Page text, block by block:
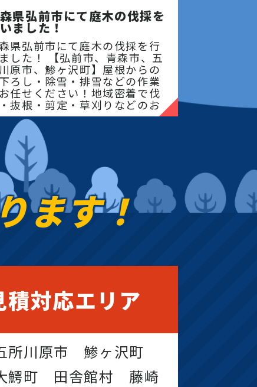
県弘前市にて庭木の伐採を
ました！
県弘前市にて庭木の伐採を行
した！ 【弘前市、青森市、五
原市、鯵ヶ沢町】屋根からの
ろし・除雪・排雪などの作業
任せください！地域密着で伐
抜根・剪定・草刈りなどのお
こと、造園・
ます！
対応エリア
川原市 鯵ヶ沢町
町 田舎館村 藤崎